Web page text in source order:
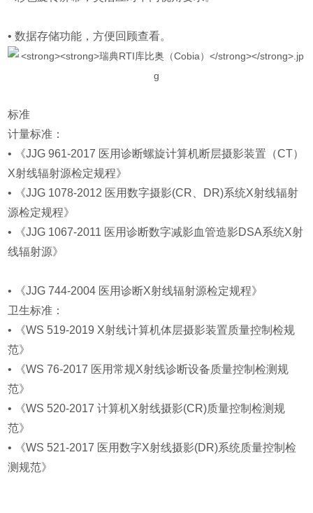
• 数据存储功能，方便回顾查看。
标准
计量标准：
• 《JJG 961-2017 医用诊断螺旋计算机断层摄影装置（CT）
X射线辐射源检定规程》
• 《JJG 1078-2012 医用数字摄影(CR、DR)系统X射线辐射
源检定规程》
• 《JJG 1067-2011 医用诊断数字减影血管造影DSA系统X射
线辐射源》
• 《JJG 744-2004 医用诊断X射线辐射源检定规程》
卫生标准：
• 《WS 519-2019 X射线计算机体层摄影装置质量控制检规
范》
• 《WS 76-2017 医用常规X射线诊断设备质量控制检测规
范》
• 《WS 520-2017 计算机X射线摄影(CR)质量控制检测规
范》
• 《WS 521-2017 医用数字X射线摄影(DR)系统质量控制检
测规范》